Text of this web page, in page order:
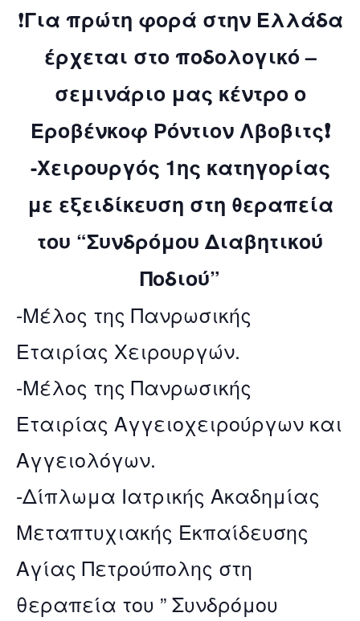
❗️Για πρώτη φορά στην Ελλάδα
έρχεται στο ποδολογικό –
σεμινάριο μας κέντρο ο
Εροβένκοφ Ρόντιον Λβοβιτς❗️
-Χειρουργός 1ης κατηγορίας
με εξειδίκευση στη θεραπεία
του “Συνδρόμου Διαβητικού
Ποδιού”
-Μέλος της Πανρωσικής
Εταιρίας Χειρουργών.
-Μέλος της Πανρωσικής
Εταιρίας Αγγειοχειρούργων και
Αγγειολόγων.
-Δίπλωμα Ιατρικής Ακαδημίας
Μεταπτυχιακής Εκπαίδευσης
Αγίας Πετρούπολης στη
θεραπεία του ” Συνδρόμου